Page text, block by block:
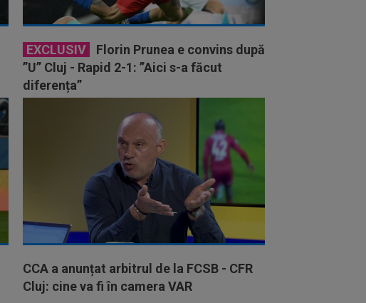
EXCLUSIV
Florin Prunea e convins după
”U” Cluj - Rapid 2-1: ”Aici s-a făcut
diferența”
CCA a anunțat arbitrul de la FCSB - CFR
Cluj: cine va fi în camera VAR